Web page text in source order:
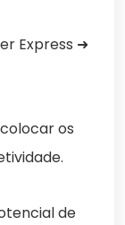
Express ➜
os
de